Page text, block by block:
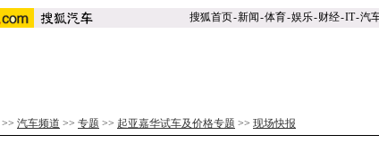
搜狐首页-新闻-体育-娱乐-财经-IT-汽
>> 汽车频道 >> 专题 >> 起亚嘉华试车及价格专题 >> 现场快报